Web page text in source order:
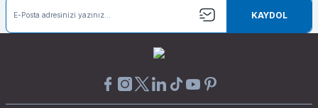
KAYDOL